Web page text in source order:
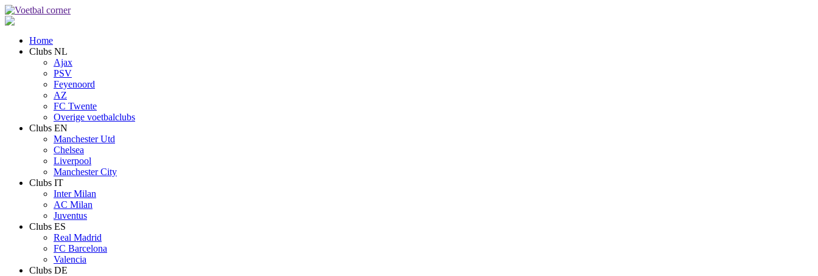
Home
Clubs NL
Ajax
PSV
Feyenoord
AZ
FC Twente
Overige voetbalclubs
Clubs EN
Manchester Utd
Chelsea
Liverpool
Manchester City
Clubs IT
Inter Milan
AC Milan
Juventus
Clubs ES
Real Madrid
FC Barcelona
Valencia
Clubs DE